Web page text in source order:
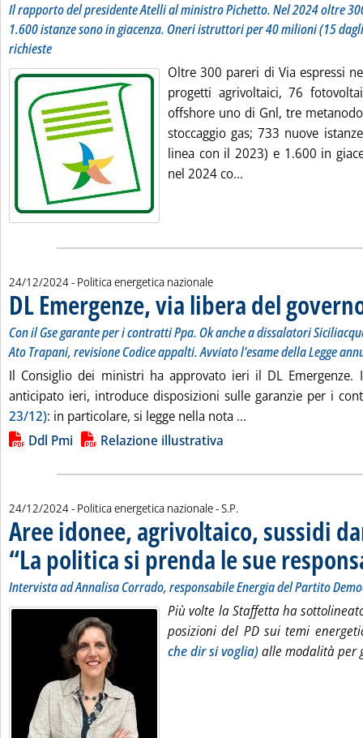
Il rapporto del presidente Atelli al ministro Pichetto. Nel 2024 oltre
1.600 istanze sono in giacenza. Oneri istruttori per 40 milioni (15
richieste
Oltre 300 pareri di Via espressi
progetti agrivoltaici, 76
offshore uno di Gnl, tre
stoccaggio gas; 733 nuove
linea con il 2023) e 1.600 in
nel 2024 co...
24/12/2024- Politica energetica nazionale
DL Emergenze, via libera del
Con il Gse garante per i contratti Ppa. Ok anche a dissalatori
Ato Trapani, revisione Codice appalti. Avviato l'esame della Legge
Il Consiglio dei ministri ha approvato ieri il DL Emergenze.
anticipato ieri, introduce disposizioni sulle garanzie per i
23/12): in particolare, si legge nella nota ...
Lista allegati PDF alla notizia
Ddl Pmi Relazione illustrativa
24/12/2024- Politica energetica nazionale -di:
S.P.
Aree idonee, agrivoltaico, sussidi
“La politica si prenda le sue
Intervista ad Annalisa Corrado, responsabile Energia del Partito
Più volte la Staffetta ha
posizioni del PD sui temi
che dir si voglia)alle modalità per